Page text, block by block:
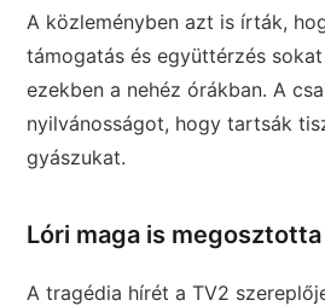
A közleményben azt is írták,
támogatás és együttérzés
ezekben a nehéz órákban. A
nyilvánosságot, hogy tartsák
gyászukat.
Lóri maga is
A tragédia hírét a TV2